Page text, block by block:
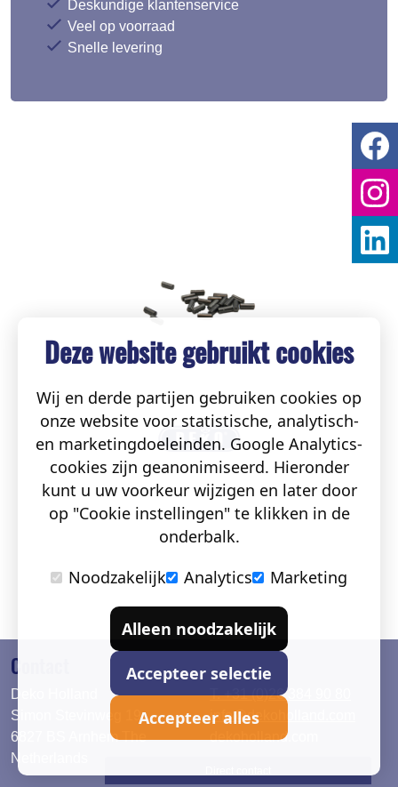
Deskundige klantenservice
Veel op voorraad
Snelle levering
Contact
Deko Holland
Simon Stevinweg 19
6827 BS Arnhem The
Netherlands
T. +31 (0)26 384 90 80
info@dekoholland.com
dekoholland.com
Deze website gebruikt cookies
Wij en derde partijen gebruiken cookies op
onze website voor statistische, analytisch-
en marketingdoeleinden. Google Analytics-
cookies zijn geanonimiseerd. Hieronder
kunt u uw voorkeur wijzigen en later door
op "Cookie instellingen" te klikken in de
onderbalk.
Noodzakelijk
Analytics Marketing
Alleen noodzakelijk
Accepteer selectie
Accepteer alles